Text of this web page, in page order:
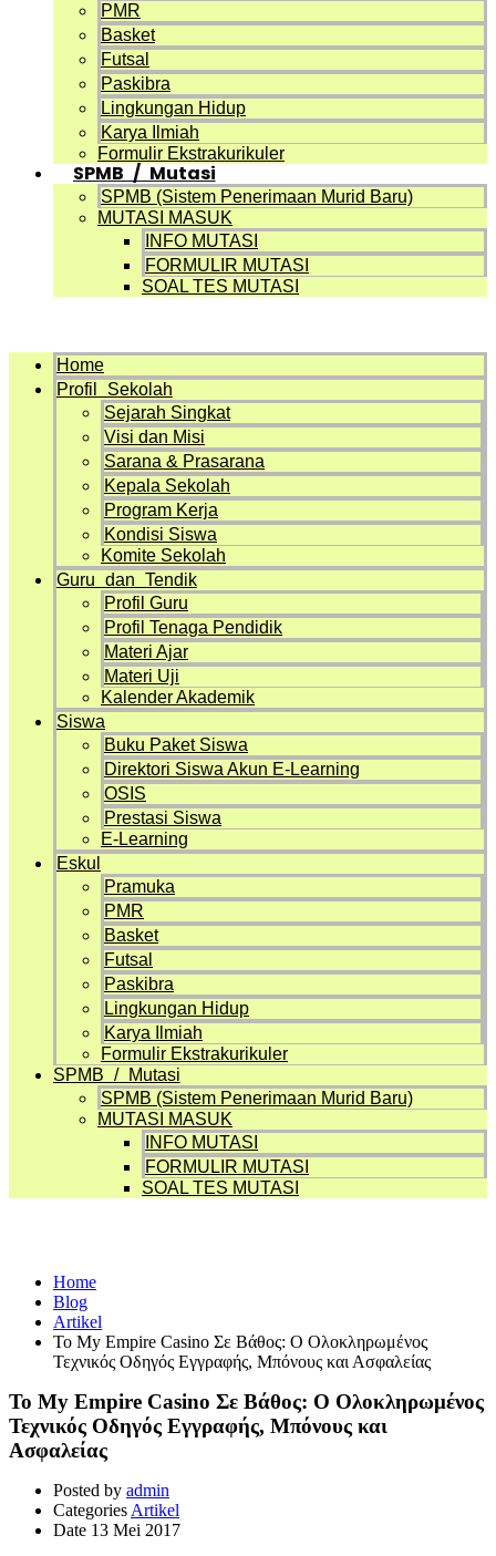
PMR
Basket
Futsal
Paskibra
Lingkungan Hidup
Karya Ilmiah
Formulir Ekstrakurikuler
SPMB / Mutasi
SPMB (Sistem Penerimaan Murid Baru)
MUTASI MASUK
INFO MUTASI
FORMULIR MUTASI
SOAL TES MUTASI
Home
Profil Sekolah
Sejarah Singkat
Visi dan Misi
Sarana & Prasarana
Kepala Sekolah
Program Kerja
Kondisi Siswa
Komite Sekolah
Guru dan Tendik
Profil Guru
Profil Tenaga Pendidik
Materi Ajar
Materi Uji
Kalender Akademik
Siswa
Buku Paket Siswa
Direktori Siswa Akun E-Learning
OSIS
Prestasi Siswa
E-Learning
Eskul
Pramuka
PMR
Basket
Futsal
Paskibra
Lingkungan Hidup
Karya Ilmiah
Formulir Ekstrakurikuler
SPMB / Mutasi
SPMB (Sistem Penerimaan Murid Baru)
MUTASI MASUK
INFO MUTASI
FORMULIR MUTASI
SOAL TES MUTASI
Home
Blog
Artikel
Το My Empire Casino Σε Βάθος: Ο Ολοκληρωμένος
Τεχνικός Οδηγός Εγγραφής, Μπόνους και Ασφαλείας
Το My Empire Casino Σε Βάθος: Ο Ολοκληρωμένος
Τεχνικός Οδηγός Εγγραφής, Μπόνους και
Ασφαλείας
Posted by admin
Categories Artikel
Date 13 Mei 2017